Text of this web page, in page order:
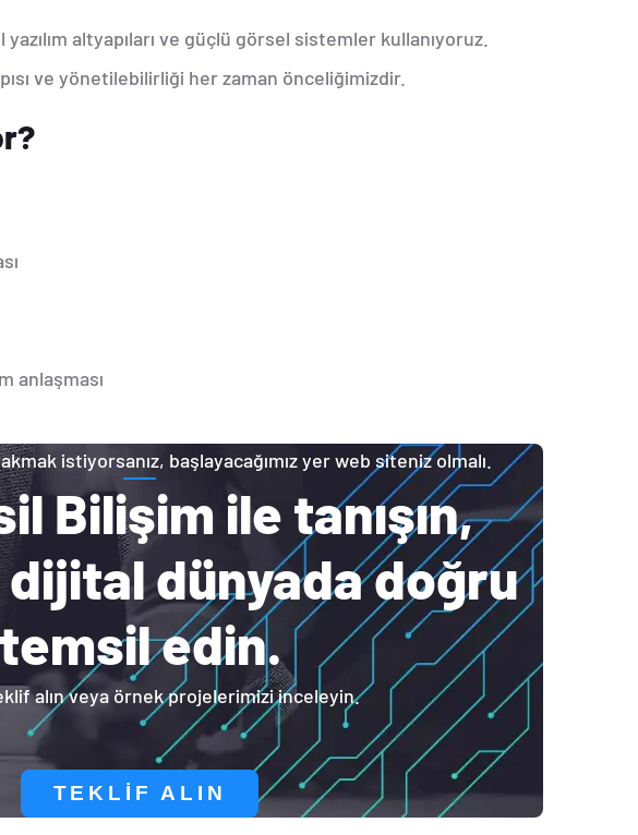
altyapıları ve güçlü görsel sistemler kullanıyoruz.
ve yönetilebilirliği her zaman önceliğimizdir.
anlaşması
istiyorsanız, başlayacağımız yer web siteniz olmalı.
Bilişim ile tanışın,
dijital dünyada doğru
temsil edin.
alın veya örnek projelerimizi inceleyin.
TEKLIF ALIN